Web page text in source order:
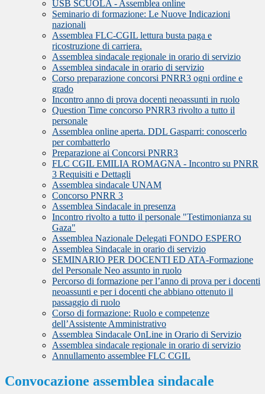
USB SCUOLA - Assemblea online
Seminario di formazione: Le Nuove Indicazioni
nazionali
Assemblea FLC-CGIL lettura busta paga e
ricostruzione di carriera.
Assemblea sindacale regionale in orario di servizio
Assemblea sindacale in orario di servizio
Corso preparazione concorsi PNRR3 ogni ordine e
grado
Incontro anno di prova docenti neoassunti in ruolo
Question Time concorso PNRR3 rivolto a tutto il
personale
Assemblea online aperta. DDL Gasparri: conoscerlo
per combatterlo
Preparazione ai Concorsi PNRR3
FLC CGIL EMILIA ROMAGNA - Incontro su PNRR
3 Requisiti e Dettagli
Assemblea sindacale UNAM
Concorso PNRR 3
Assemblea Sindacale in presenza
Incontro rivolto a tutto il personale "Testimonianza su
Gaza"
Assemblea Nazionale Delegati FONDO ESPERO
Assemblea Sindacale in orario di servizio
SEMINARIO PER DOCENTI ED ATA-Formazione
del Personale Neo assunto in ruolo
Percorso di formazione per l’anno di prova per i docenti
neoassunti e per i docenti che abbiano ottenuto il
passaggio di ruolo
Corso di formazione: Ruolo e competenze
dell’Assistente Amministrativo
Assemblea Sindacale OnLine in Orario di Servizio
Assemblea sindacale regionale in orario di servizio
Annullamento assemblee FLC CGIL
Convocazione assemblea sindacale